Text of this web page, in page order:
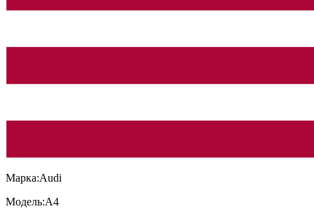
Марка:Audi
Модель:А4